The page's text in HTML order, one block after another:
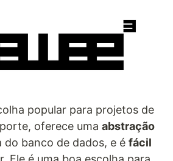
popular para projetos de
oferece uma abstração
do banco de dados, e é fácil